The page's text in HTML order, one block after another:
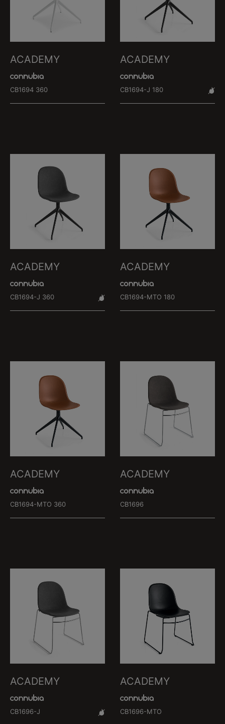
ACADEMY
CB1694 360
ACADEMY
CB1694-J 180
ACADEMY
CB1694-J 360
ACADEMY
CB1694-MTO 180
ACADEMY
CB1694-MTO 360
ACADEMY
CB1696
ACADEMY
CB1696-J
ACADEMY
CB1696-MTO